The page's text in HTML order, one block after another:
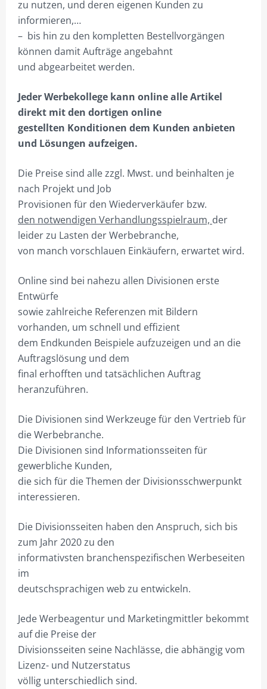
zu nutzen, und deren eigenen Kunden zu
informieren,…
– bis hin zu den kompletten Bestellvorgängen
können damit Aufträge angebahnt
und abgearbeitet werden.
Jeder Werbekollege kann online alle Artikel
direkt mit den dortigen online
gestellten Konditionen dem Kunden anbieten
und Lösungen aufzeigen.
Die Preise sind alle zzgl. Mwst. und beinhalten je
nach Projekt und Job
Provisionen für den Wiederverkäufer bzw.
den notwendigen Verhandlungsspielraum, der
leider zu Lasten der Werbebranche,
von manch vorschlauen Einkäufern, erwartet wird.
Online sind bei nahezu allen Divisionen erste
Entwürfe
sowie zahlreiche Referenzen mit Bildern
vorhanden, um schnell und effizient
dem Endkunden Beispiele aufzuzeigen und an die
Auftragslösung und dem
final erhofften und tatsächlichen Auftrag
heranzuführen.
Die Divisionen sind Werkzeuge für den Vertrieb für
die Werbebranche.
Die Divisionen sind Informationsseiten für
gewerbliche Kunden,
die sich für die Themen der Divisionsschwerpunkt
interessieren.
Die Divisionsseiten haben den Anspruch, sich bis
zum Jahr 2020 zu den
informativsten branchenspezifischen Werbeseiten
im
deutschsprachigen web zu entwickeln.
Jede Werbeagentur und Marketingmittler bekommt
auf die Preise der
Divisionsseiten seine Nachlässe, die abhängig vom
Lizenz- und Nutzerstatus
völlig unterschiedlich sind.